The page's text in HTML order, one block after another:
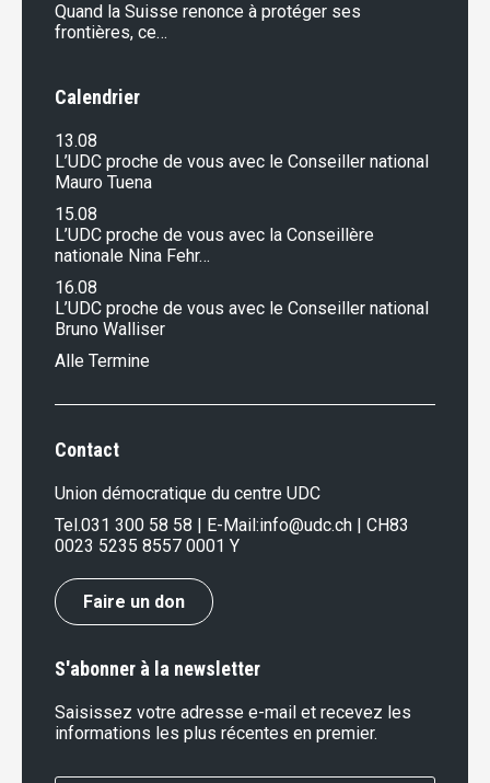
Quand la Suisse renonce à protéger ses
frontières, ce…
Calendrier
13.08
L’UDC proche de vous avec le Conseiller national
Mauro Tuena
15.08
L’UDC proche de vous avec la Conseillère
nationale Nina Fehr…
16.08
L’UDC proche de vous avec le Conseiller national
Bruno Walliser
Alle Termine
Contact
Union démocratique du centre UDC
Tel.031 300 58 58 | E-Mail:info@udc.ch | CH83
0023 5235 8557 0001 Y
Faire un don
S'abonner à la newsletter
Saisissez votre adresse e-mail et recevez les
informations les plus récentes en premier.